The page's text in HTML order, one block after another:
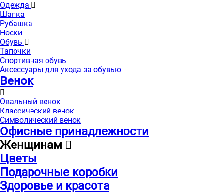
Одежда
Шапка
Рубашка
Носки
Обувь
Тапочки
Спортивная обувь
Аксессуары для ухода за обувью
Венок
Овальный венок
Классический венок
Символический венок
Офисные принадлежности
Женщинам
Цветы
Подарочные коробки
Здоровье и красота